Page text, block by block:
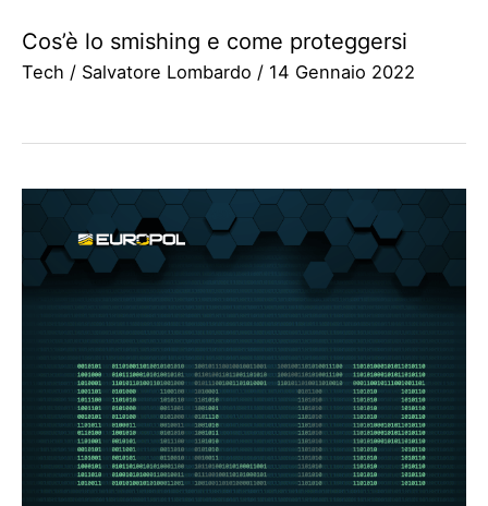
Cos’è lo smishing e come proteggersi
Tech / Salvatore Lombardo / 14 Gennaio 2022